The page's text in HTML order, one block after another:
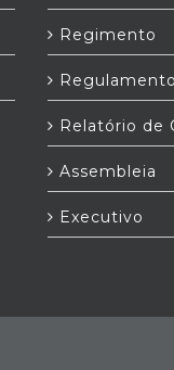
Regimento
Relatório de
Assembleia
Executivo